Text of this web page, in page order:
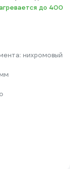
до 400
нихромовый